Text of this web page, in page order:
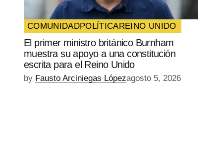
COMUNIDADPOLÍTICAREINO UNIDO
El primer ministro británico Burnham
muestra su apoyo a una constitución
escrita para el Reino Unido
by Fausto Arciniegas Lópezagosto 5, 2026